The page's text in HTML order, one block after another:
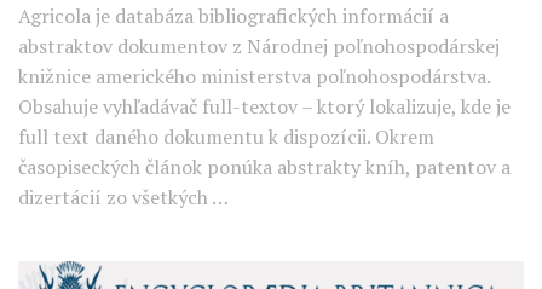
Agricola je databáza bibliografických informácií a
abstraktov dokumentov z Národnej poľnohospodárskej
knižnice amerického ministerstva poľnohospodárstva.
Obsahuje vyhľadávač full-textov – ktorý lokalizuje, kde je
full text daného dokumentu k dispozícii. Okrem
časopiseckých článok ponúka abstrakty kníh, patentov a
dizertácií zo všetkých …